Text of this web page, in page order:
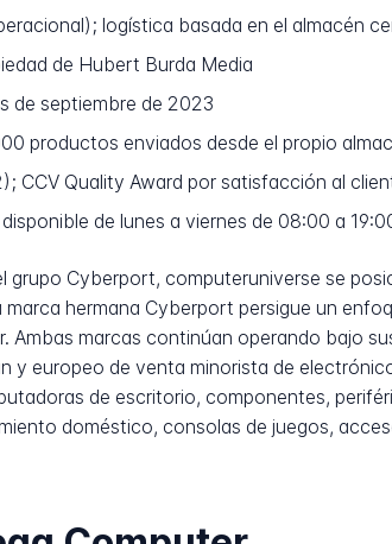
logística basada en el almacén
de Hubert Burda Media
de septiembre de 2023
productos enviados desde el propio
CCV Quality Award por satisfacción al
de lunes a viernes de 08:00 a
grupo Cyberport, computeruniverse se
hermana Cyberport persigue un
Ambas marcas continúan operando bajo
y europeo de venta minorista de
de escritorio, componentes,
doméstico, consolas de juegos,